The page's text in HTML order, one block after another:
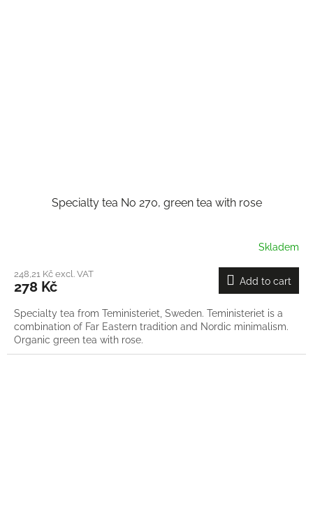
Specialty tea No 270, green tea with rose
Skladem
248,21 Kč excl. VAT
278 Kč Add to cart
Specialty tea from Teministeriet, Sweden. Teministeriet is a
combination of Far Eastern tradition and Nordic minimalism.
Organic green tea with rose.